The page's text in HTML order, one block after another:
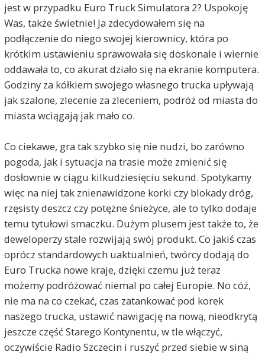
jest w przypadku Euro Truck Simulatora 2? Uspokoję
Was, także świetnie! Ja zdecydowałem się na
podłączenie do niego swojej kierownicy, która po
krótkim ustawieniu sprawowała się doskonale i wiernie
oddawała to, co akurat działo się na ekranie komputera.
Godziny za kółkiem swojego własnego trucka upływają
jak szalone, zlecenie za zleceniem, podróż od miasta do
miasta wciągają jak mało co.
Co ciekawe, gra tak szybko się nie nudzi, bo zarówno
pogoda, jak i sytuacja na trasie może zmienić się
dosłownie w ciągu kilkudziesięciu sekund. Spotykamy
więc na niej tak znienawidzone korki czy blokady dróg,
rzęsisty deszcz czy potężne śnieżyce, ale to tylko dodaje
temu tytułowi smaczku. Dużym plusem jest także to, że
deweloperzy stale rozwijają swój produkt. Co jakiś czas
oprócz standardowych uaktualnień, twórcy dodają do
Euro Trucka nowe kraje, dzięki czemu już teraz
możemy podróżować niemal po całej Europie. No cóż,
nie ma na co czekać, czas zatankować pod korek
naszego trucka, ustawić nawigację na nową, nieodkrytą
jeszcze część Starego Kontynentu, w tle włączyć,
oczywiście Radio Szczecin i ruszyć przed siebie w siną